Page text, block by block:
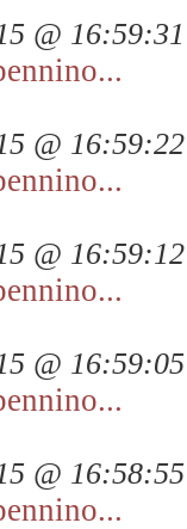
@
@
@
@
@